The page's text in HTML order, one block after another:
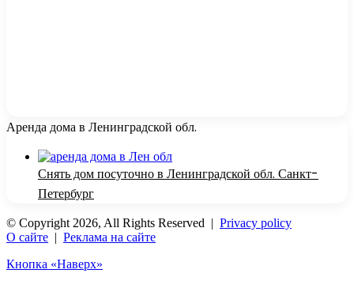
Аренда дома в Ленинградской обл.
Снять дом посуточно в Ленинградской обл. Санкт-
Петербург
© Copyright 2026, All Rights Reserved | Privacy policy
О сайте | Реклама на сайте
Кнопка «Наверх»